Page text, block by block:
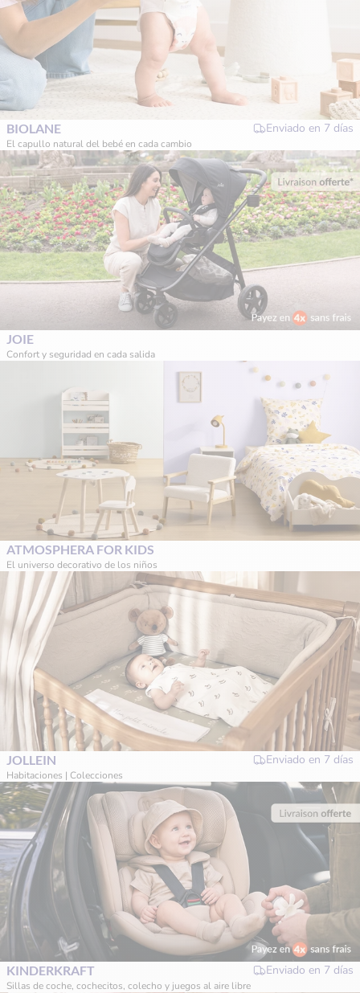
BIOLANE Enviado en 7 días
El capullo natural del bebé en cada cambio
JOIE
Confort y seguridad en cada salida
ATMOSPHERA FOR KIDS
El universo decorativo de los niños
JOLLEIN Enviado en 7 días
Habitaciones | Colecciones
KINDERKRAFT Enviado en 7 días
Sillas de coche, cochecitos, colecho y juegos al aire libre